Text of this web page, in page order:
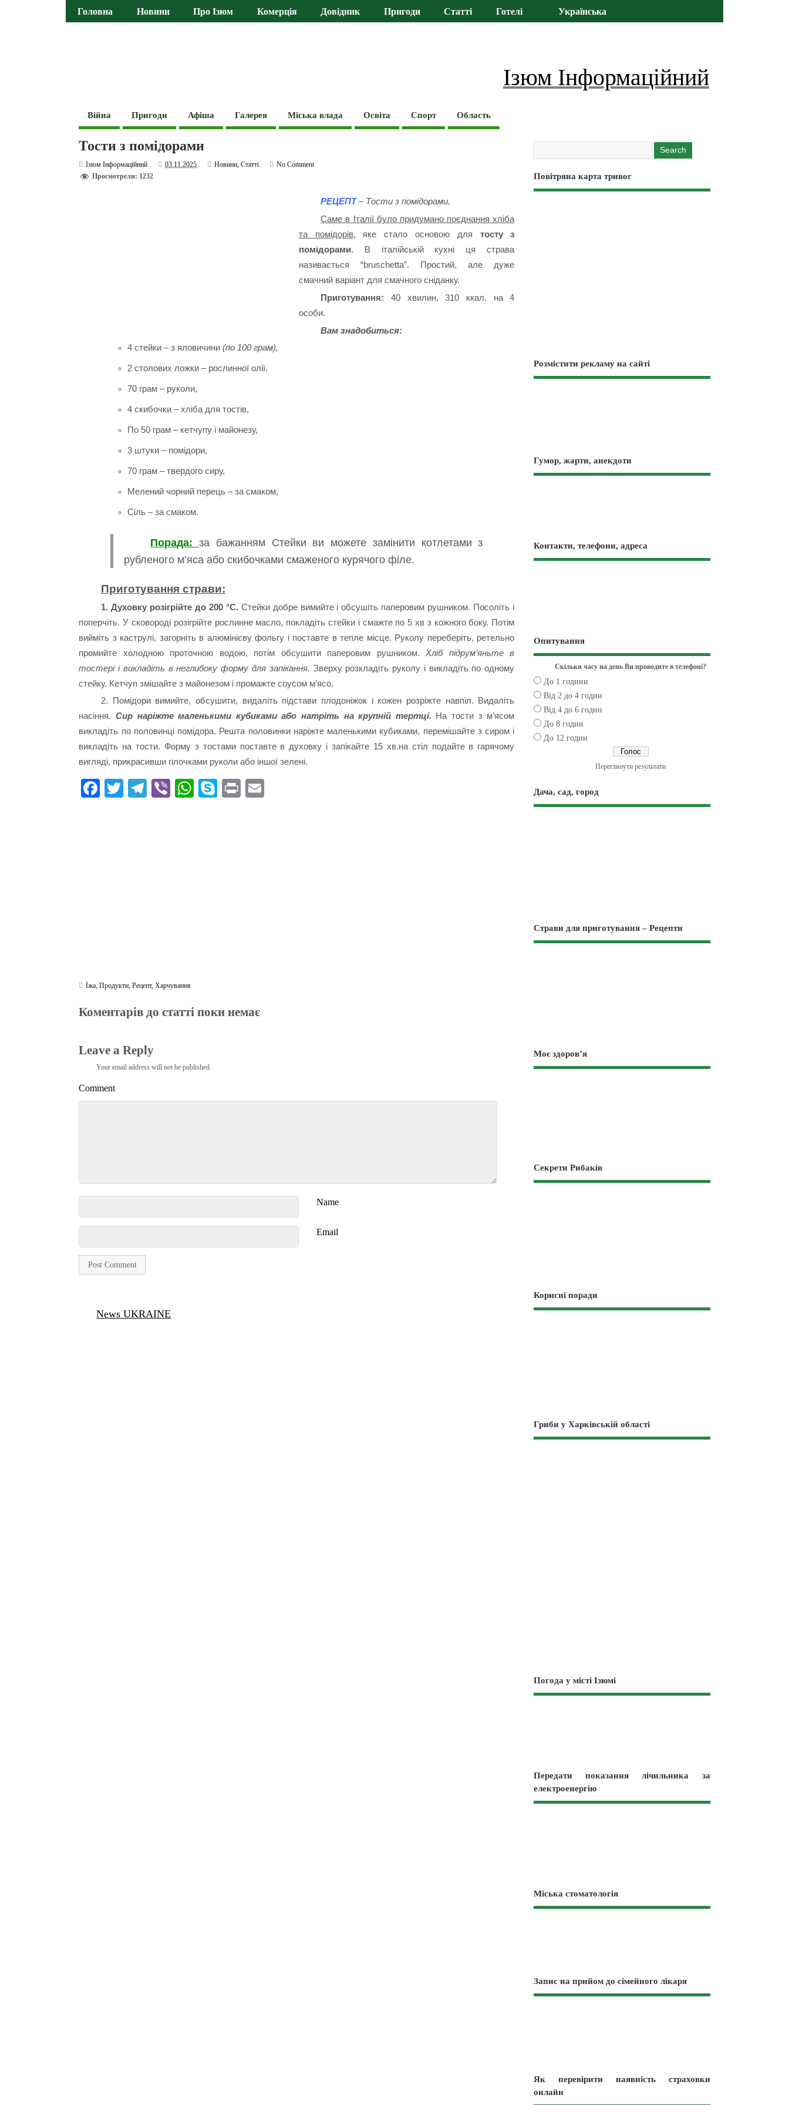
Головна Новини Про Ізюм Комерція Довідник Пригоди Статті Готелі Українська
Ізюм Інформаційний
Війна Пригоди Афіша Галерея Міська влада Освіта Спорт Область
Тости з помідорами
Ізюм Інформаційний 03.11.2025 Новини,Статті
No Comment
Просмотрели: 1232
РЕЦЕПТ– Тости з помідорами.
Саме в Італії було придумано поєднання хліба
та помідорів, яке стало основою для тосту з
помідорами. В італійській кухні ця страва
називається “bruschetta”. Простий, але дуже
смачний варіант для смачного сніданку.
Приготування: 40 хвилин, 310 ккал. на 4
особи.
Вам знадобиться:
4 стейки – з яловичини (по 100 грам),
2 столових ложки – рослинної олії,
70 грам – руколи,
4 скибочки – хліба для тостів,
По 50 грам – кетчупу і майонезу,
3 штуки – помідори,
70 грам – твердого сиру,
Мелений чорний перець – за смаком,
Сіль – за смаком.
Порада:за бажанням Стейки ви можете замінити котлетами з
рубленого м’яса або скибочками смаженого курячого філе.
Приготування страви:
1. Духовку розігрійте до 200 °С.Стейки добре вимийте і обсушіть паперовим рушником. Посоліть і
поперчіть. У сковороді розігрійте рослинне масло, покладіть стейки і смажте по 5 хв з кожного боку. Потім
вийміть з каструлі, загорніть в алюмінієву фольгу і поставте в тепле місце. Руколу переберіть, ретельно
промийте холодною проточною водою, потім обсушити паперовим рушником. Хліб підрум’яньте в
тостері і викладіть в неглибоку форму для запікання. Зверху розкладіть руколу і викладіть по одному
стейку. Кетчуп змішайте з майонезом і промажте соусом м’ясо.
2. Помідори вимийте, обсушити, видаліть підстави плодоніжок і кожен розріжте навпіл. Видаліть
насіння. Сир наріжте маленькими кубиками або натріть на крупній тертці. На тости з м’ясом
викладіть по половинці помідора. Решта половинки наріжте маленькими кубиками, перемішайте з сиром і
викладіть на тости. Форму з тостами поставте в духовку і запікайте 15 хв.на стіл подайте в гарячому
вигляді, прикрасивши гілочками руколи або іншої зелені.
Fa T
Te Vi
W
S
Pr
Їжа,Продукти,Рецепт,Харчування
Коментарів до статті поки немає
Leave a Reply
Your email address will not be published.
Comment
Name
Email
News UKRAINE
Повітряна карта тривог
Розмістити рекламу на сайті
Гумор, жарти, анекдоти
Контакти, телефони, адреса
Опитування
Скільки часу на день Ви проводите в телефоні?
До 1 години
Від 2 до 4 годин
Від 4 до 6 годин
До 8 годин
До 12 годин
Переглянути результати
Дача, сад, город
Страви для приготування – Рецепти
Моє здоров’я
Секрети Рибаків
Корисні поради
Гриби у Харківській області
Погода у місті Ізюмі
Передати показання лічильника за
електроенергію
Міська стоматологія
Запис на прийом до сімейного лікаря
Як перевірити наявність страховки
онлайн